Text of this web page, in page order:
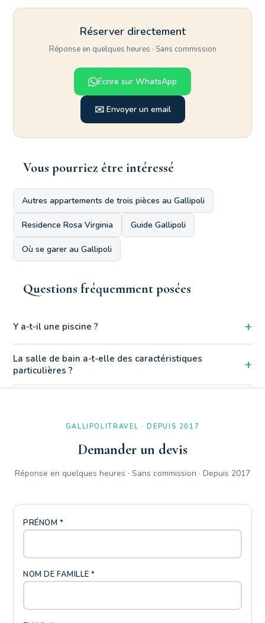
Réserver directement
Réponse en quelques heures · Sans commission
Écrire sur WhatsApp
✉️ Envoyer un email
Vous pourriez être intéressé
Autres appartements de trois pièces au Gallipoli
Residence Rosa Virginia Guide Gallipoli
Où se garer au Gallipoli
Questions fréquemment posées
Y a-t-il une piscine ? +
une solution confortable avec double lavabo, ce qui la rend
très pratique pour accélérer les préparatifs.
La salle de bain a-t-elle des caractéristiques
particulières ?
+
Oui, la chambre enfants dispose d'un lit superposé confortable
GALLIPOLITRAVEL · DEPUIS 2017
Demander un devis
Réponse en quelques heures · Sans commission · Depuis 2017
PRÉNOM *
NOM DE FAMILLE *